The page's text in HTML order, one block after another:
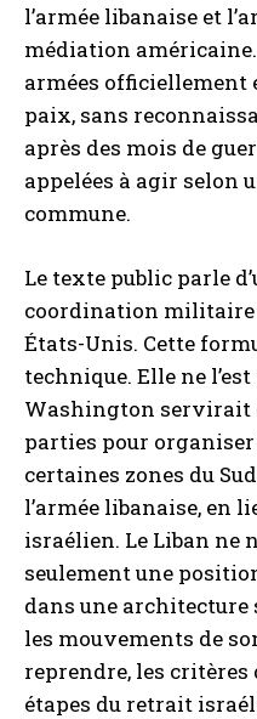
l’armée libanaise et
médiation
armées officiellement
paix, sans
après des mois de
appelées à agir selon
commune.
Le texte public parle
coordination
États-Unis. Cette
technique. Elle ne
Washington servirait
parties pour
certaines zones du
l’armée libanaise, en
israélien. Le Liban ne
seulement une
dans une
les mouvements de
reprendre, les
étapes du retrait